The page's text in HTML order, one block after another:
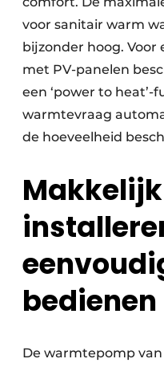
voor sanitair warm
bijzonder hoog.
met PV-panelen
een ‘power to
warmtevraag
de hoeveelheid
bedienen
De warmtepomp